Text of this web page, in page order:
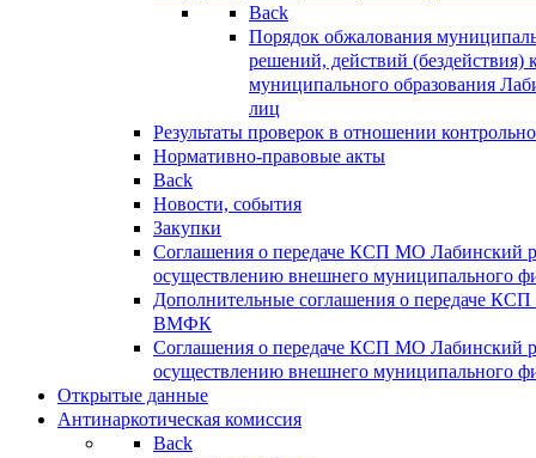
Back
Порядок обжалования
решений, действий (бездействия)
муниципального образования
лиц
Результаты проверок в отношении
Нормативно-правовые акты
Back
Новости, события
Закупки
Соглашения о передаче КСП МО Лабинский
осуществлению внешнего муниципального
Дополнительные соглашения о передаче
ВМФК
Соглашения о передаче КСП МО Лабинский
осуществлению внешнего муниципального
Открытые данные
Антинаркотическая комиссия
Back